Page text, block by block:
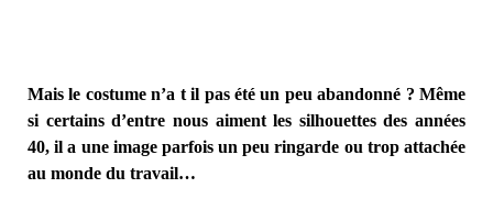
Mais le costume n’a t il pas été un peu abandonné ? Même
si certains d’entre nous aiment les silhouettes des années
40, il a une image parfois un peu ringarde ou trop attachée
au monde du travail…